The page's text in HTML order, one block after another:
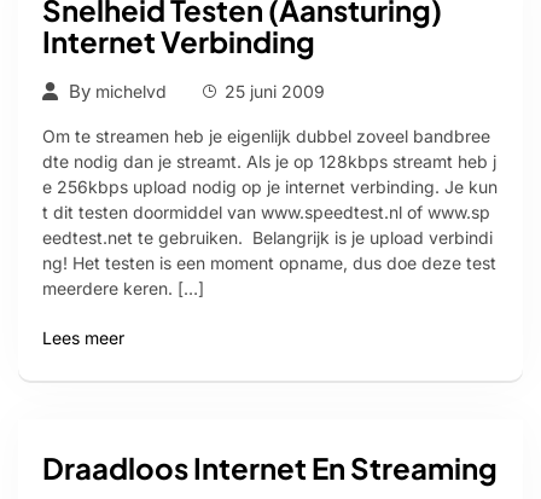
Snelheid Testen (aansturing)
Internet Verbinding
By michelvd 25 juni 2009
Om te streamen heb je eigenlijk dubbel zoveel bandbree
dte nodig dan je streamt. Als je op 128kbps streamt heb j
e 256kbps upload nodig op je internet verbinding. Je kun
t dit testen doormiddel van www.speedtest.nl of www.sp
eedtest.net te gebruiken. Belangrijk is je upload verbindi
ng! Het testen is een moment opname, dus doe deze test
meerdere keren. […]
Lees meer
Draadloos Internet En Streaming